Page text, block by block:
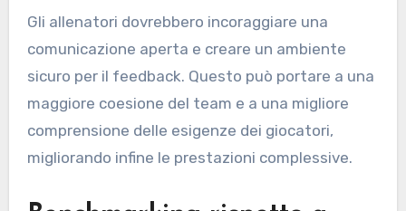
Gli allenatori dovrebbero incoraggiare una
comunicazione aperta e creare un ambiente
sicuro per il feedback. Questo può portare a una
maggiore coesione del team e a una migliore
comprensione delle esigenze dei giocatori,
migliorando infine le prestazioni complessive.